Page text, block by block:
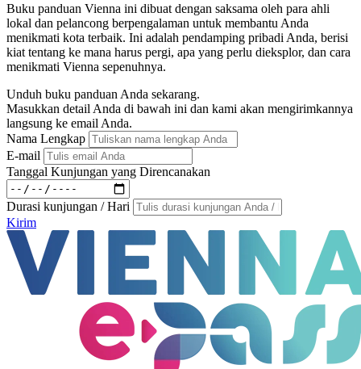
Buku panduan Vienna ini dibuat dengan saksama oleh para ahli
lokal dan pelancong berpengalaman untuk membantu Anda
menikmati kota terbaik. Ini adalah pendamping pribadi Anda, berisi
kiat tentang ke mana harus pergi, apa yang perlu dieksplor, dan cara
menikmati Vienna sepenuhnya.
Unduh buku panduan Anda sekarang.
Masukkan detail Anda di bawah ini dan kami akan mengirimkannya
langsung ke email Anda.
Nama Lengkap
E-mail
Tanggal Kunjungan yang Direncanakan
Durasi kunjungan / Hari
Kirim